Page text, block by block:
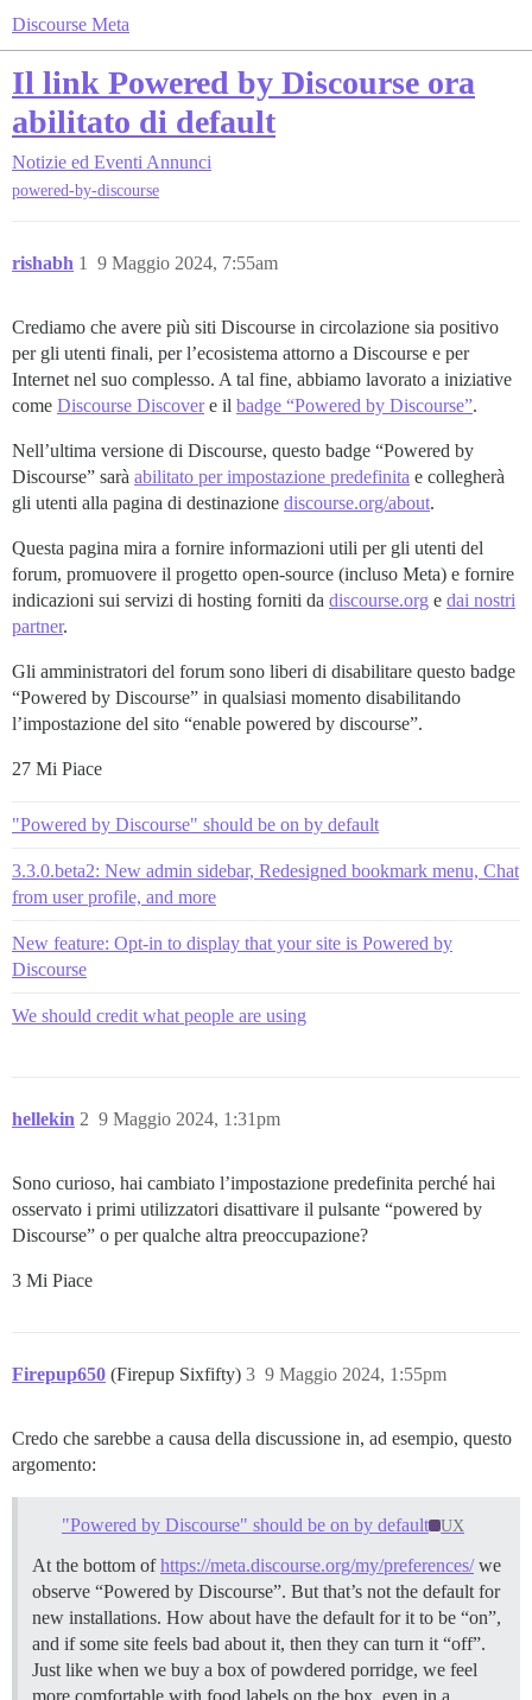
Discourse Meta
Il link Powered by Discourse ora
abilitato di default
Notizie ed Eventi Annunci
powered-by-discourse
rishabh 9 Maggio 2024, 7:55am
1
Crediamo che avere più siti Discourse in circolazione sia positivo
per gli utenti finali, per l’ecosistema attorno a Discourse e per
Internet nel suo complesso. A tal fine, abbiamo lavorato a iniziative
come Discourse Discovere il badge “Powered by Discourse”.
Nell’ultima versione di Discourse, questo badge “Powered by
Discourse” sarà abilitato per impostazione predefinita e collegherà
gli utenti alla pagina di destinazione discourse.org/about.
Questa pagina mira a fornire informazioni utili per gli utenti del
forum, promuovere il progetto open-source (incluso Meta) e fornire
indicazioni sui servizi di hosting forniti da discourse.org e dai nostri
partner.
Gli amministratori del forum sono liberi di disabilitare questo badge
“Powered by Discourse” in qualsiasi momento disabilitando
l’impostazione del sito “enable powered by discourse”.
27 Mi Piace
"Powered by Discourse" should be on by default
3.3.0.beta2: New admin sidebar, Redesigned bookmark menu, Chat
from user profile, and more
New feature: Opt-in to display that your site is Powered by
Discourse
We should credit what people are using
hellekin 9 Maggio 2024, 1:31pm
2
Sono curioso, hai cambiato l’impostazione predefinita perché hai
osservato i primi utilizzatori disattivare il pulsante “powered by
Discourse” o per qualche altra preoccupazione?
3 Mi Piace
Firepup650 (Firepup Sixfifty) 9 Maggio 2024, 1:55pm
3
Credo che sarebbe a causa della discussione in, ad esempio, questo
argomento:
"Powered by Discourse" should be on by default UX
At the bottom ofhttps://meta.discourse.org/my/preferences/we
observe “Powered by Discourse”. But that’s not the default for
new installations. How about have the default for it to be “on”,
and if some site feels bad about it, then they can turn it “off”.
Just like when we buy a box of powdered porridge, we feel